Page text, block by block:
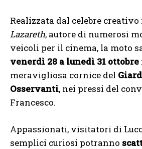
Realizzata dal celebre creativo
Lazareth, autore di numerosi
veicoli per il cinema, la moto
venerdì 28 a lunedì 31 ottobre
meravigliosa cornice del
Osservanti, nei pressi del
Francesco.
Appassionati, visitatori di
semplici curiosi potranno